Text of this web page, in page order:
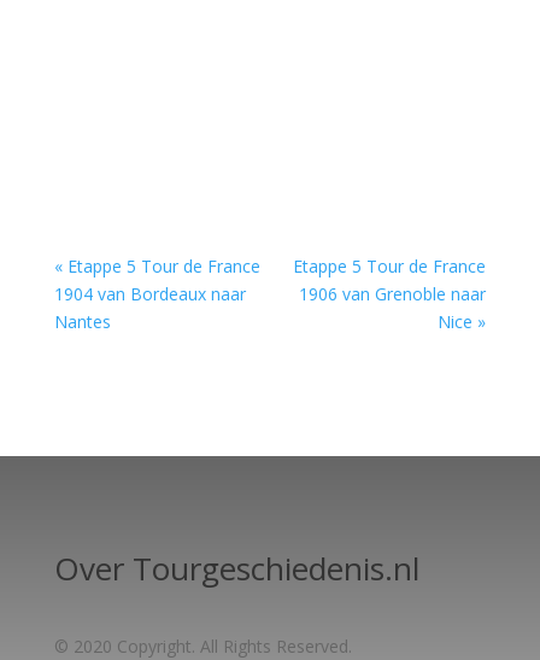
« Etappe 5 Tour de France
1904 van Bordeaux naar
Nantes
Etappe 5 Tour de France
1906 van Grenoble naar
Nice »
Over Tourgeschiedenis.nl
© 2020 Copyright. All Rights Reserved.